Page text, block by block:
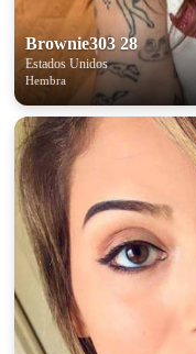
Brownie303 28
Estados Unidos
Hembra